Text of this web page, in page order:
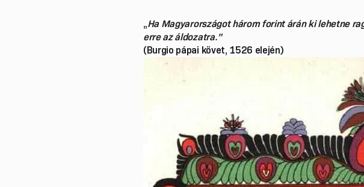
„Ha Magyarországot három forint árán ki lehetne
erre az áldozatra.”
(Burgio pápai követ, 1526 elején)